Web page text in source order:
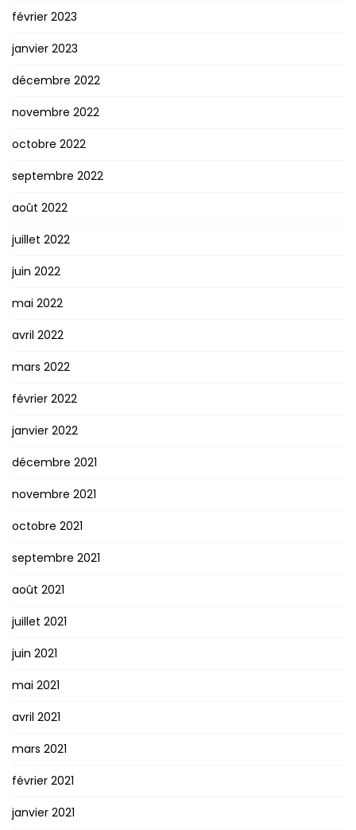
février 2023
janvier 2023
décembre 2022
novembre 2022
octobre 2022
septembre 2022
août 2022
juillet 2022
juin 2022
mai 2022
avril 2022
mars 2022
février 2022
janvier 2022
décembre 2021
novembre 2021
octobre 2021
septembre 2021
août 2021
juillet 2021
juin 2021
mai 2021
avril 2021
mars 2021
février 2021
janvier 2021